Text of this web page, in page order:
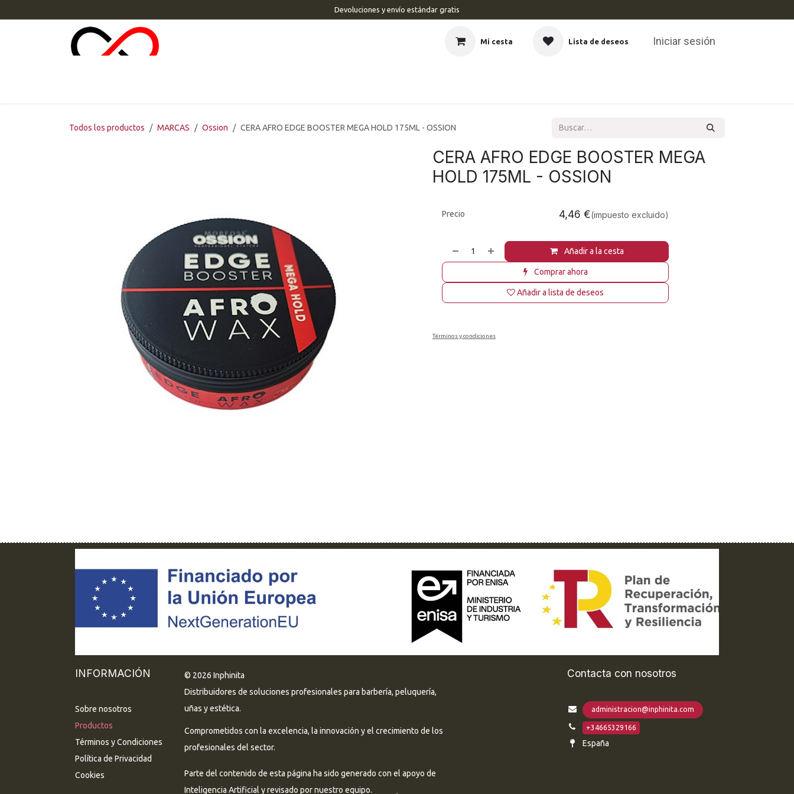
Devoluciones y envío estándar gratis
Mi cesta Lista de deseos Iniciar sesión
Todos los productos MARCAS Ossion CERA AFRO EDGE BOOSTER MEGA HOLD 175ML - OSSION
CERA AFRO EDGE BOOSTER MEGA
HOLD 175ML - OSSION
Añadir a la cesta
Comprar ahora
Añadir a lista de deseos
Precio 4,46 €(impuesto excluido)
Términos y condiciones
© 2026 Inphinita
Distribuidores de soluciones profesionales para barbería, peluquería,
uñas y estética.
Comprometidos con la excelencia, la innovación y el crecimiento de los
profesionales del sector.
Parte del contenido de esta página ha sido generado con el apoyo de
Inteligencia Artificial y revisado por nuestro equipo.
INFORMACIÓN
Sobre nosotros
Productos
Términos y Condiciones
Política de Privacidad
Cookies
Contacta con nosotros
administracion@inphinita.com
+34665329166
España